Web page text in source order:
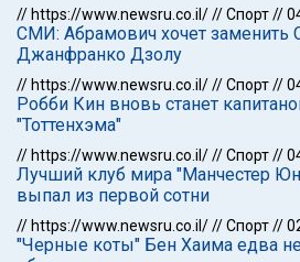
// https://www.newsru.co.il///Спорт//
СМИ: Абрамович хочет заменить
Джанфранко Дзолу
// https://www.newsru.co.il///Спорт//
Робби Кин вновь станет
"Тоттенхэма"
// https://www.newsru.co.il///Спорт//
Лучший клуб мира "Манчестер
выпал из первой сотни
// https://www.newsru.co.il///Спорт//
"Черные коты" Бен Хаима едва